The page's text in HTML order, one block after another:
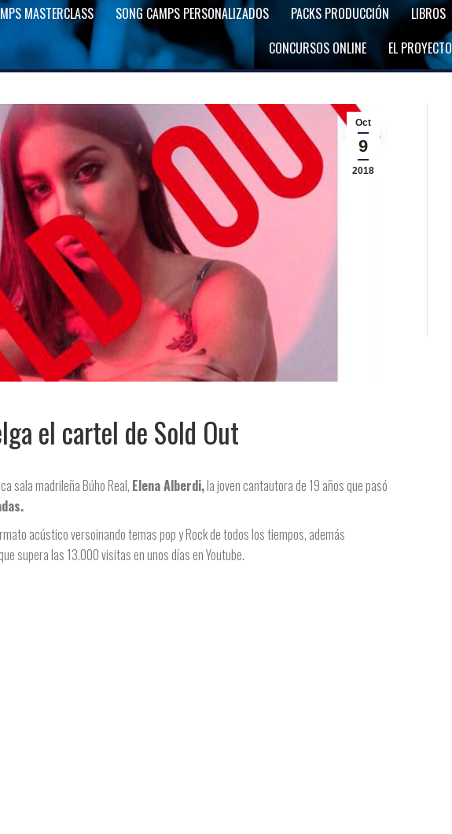
MASTERCLASS SONG CAMPS PERSONALIZADOS PACKS PRODUCCIÓN LIBROS
CONCURSOS ONLINE
EL PROYECTO
Oct
9
2018
el cartel de Sold Out
sala madrileña Búho Real, Elena Alberdi,la joven cantautora de 19 años que pasó
acústico versoinando temas pop y Rock de todos los tiempos, además
supera las 13.000 visitas en unos días en Youtube.